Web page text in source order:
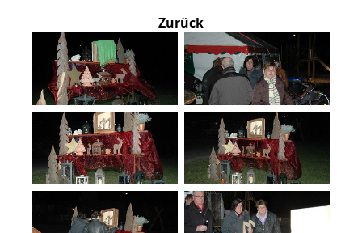
Zurück